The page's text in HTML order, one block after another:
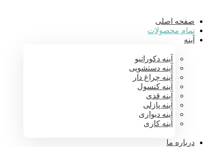
صفحه اصلی
تمام محصولات
آینه
آینه دکوراتیو
آینه دستشویی
آینه چراغ دار
آینه کنسول
آینه قدی
آینه پازلی
آینه دیواری
آینه کاری
درباره ما